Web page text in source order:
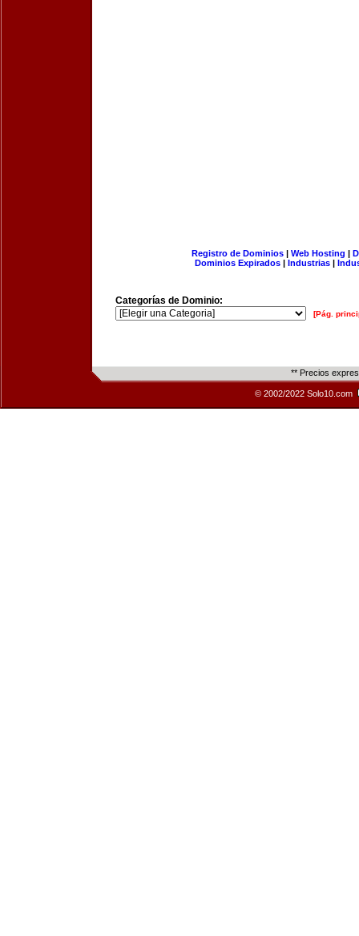
Registro de Dominios| Web Hosting |
Dominios Expirados | Industrias |
Categorías de Dominio:
[Pág.
** Precios
© 2002/2022 Solo10.com